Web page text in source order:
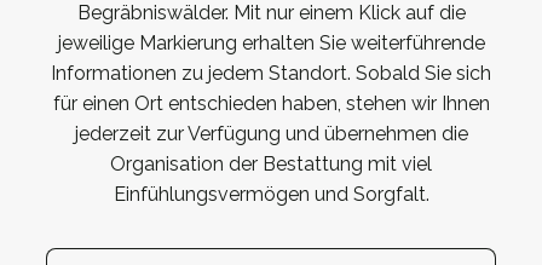
Begräbniswälder. Mit nur einem Klick auf die
jeweilige Markierung erhalten Sie weiterführende
Informationen zu jedem Standort. Sobald Sie sich
für einen Ort entschieden haben, stehen wir Ihnen
jederzeit zur Verfügung und übernehmen die
Organisation der Bestattung mit viel
Einfühlungsvermögen und Sorgfalt.